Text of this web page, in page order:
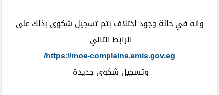
وانه في حالة وجود اختلاف يتم تسجيل شكوى بذلك على
الرابط التالي
https://moe-complains.emis.gov.eg/
وتسجيل شكوى جديدة